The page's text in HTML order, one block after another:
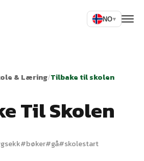
NO▾
& Læring/Tilbake til skolen
Til Skolen
#bøker#gå#skolestart